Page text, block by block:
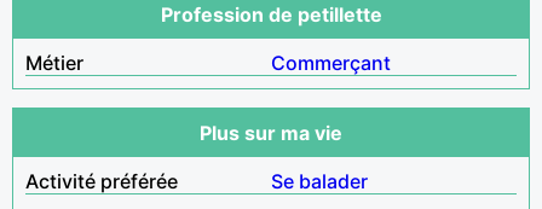
Profession de petillette
Métier
Commerçant
Plus sur ma vie
Activité préférée
Se balader